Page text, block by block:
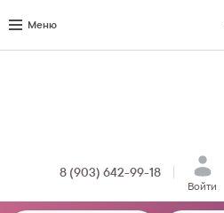
Меню
8 (903) 642-99-18
Войти